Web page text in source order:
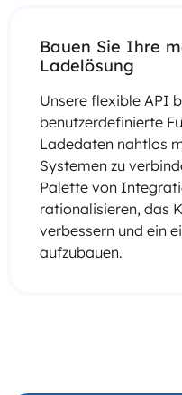
Bauen Sie Ihre
Ladelösung
Unsere flexible API
benutzerdefinierte
Ladedaten nahtlos
Systemen zu
Palette von
rationalisieren, das
verbessern und ein
aufzubauen.